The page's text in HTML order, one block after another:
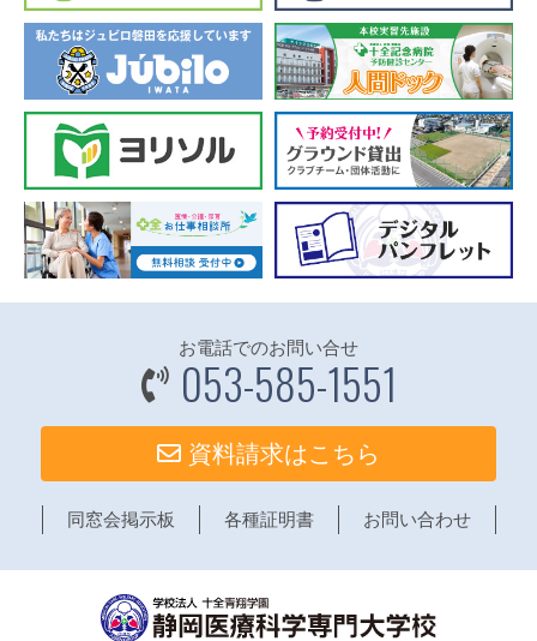
お電話でのお問い合せ
053-585-1551
資料請求はこちら
同窓会掲示板 各種証明書 お問い合わせ